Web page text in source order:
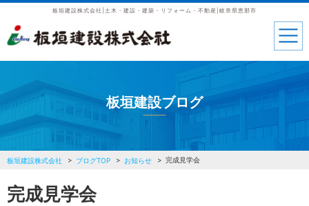
板垣建設株式会社|土木・建設・建築・リフォーム・不動産|岐阜県恵那市
板垣建設ブログ
板垣建設株式会社 ブログTOP お知らせ 完成見学会
完成見学会